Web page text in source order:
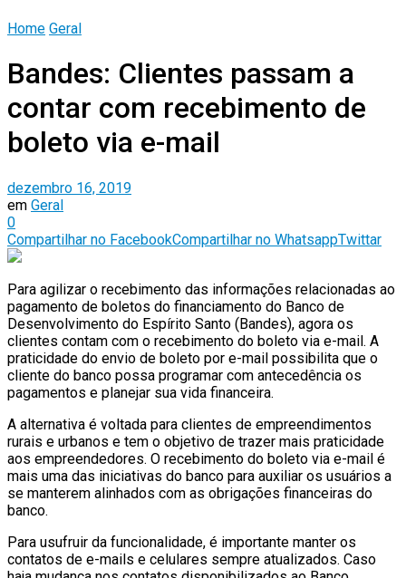
Home Geral
Bandes: Clientes passam a
contar com recebimento de
boleto via e-mail
dezembro 16, 2019
em Geral
0
Compartilhar no FacebookCompartilhar no WhatsappTwittar
Para agilizar o recebimento das informações relacionadas ao
pagamento de boletos do financiamento do Banco de
Desenvolvimento do Espírito Santo (Bandes), agora os
clientes contam com o recebimento do boleto via e-mail. A
praticidade do envio de boleto por e-mail possibilita que o
cliente do banco possa programar com antecedência os
pagamentos e planejar sua vida financeira.
A alternativa é voltada para clientes de empreendimentos
rurais e urbanos e tem o objetivo de trazer mais praticidade
aos empreendedores. O recebimento do boleto via e-mail é
mais uma das iniciativas do banco para auxiliar os usuários a
se manterem alinhados com as obrigações financeiras do
banco.
Para usufruir da funcionalidade, é importante manter os
contatos de e-mails e celulares sempre atualizados. Caso